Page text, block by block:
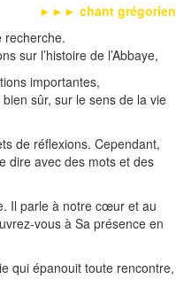
►►► chant grégorien
recherche.
sur l’histoire de l’Abbaye,
importantes,
sûr, sur le sens de la vie
de réﬂexions. Cependant,
dire avec des mots et des
Il parle à notre cœur et au
vous à Sa présence en
qui épanouit toute rencontre,